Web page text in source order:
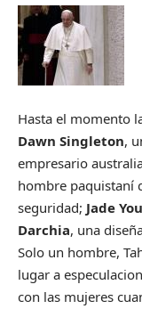
Hasta el momento
Dawn Singleton,
empresario
hombre paquistaní
seguridad; Jade
Darchia, una
Solo un hombre,
lugar a
con las mujeres